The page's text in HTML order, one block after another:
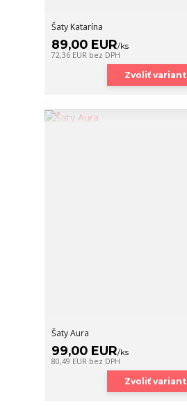
Šaty Katarína
89,00 EUR/ks
72,36 EUR bez DPH
Zvoliť variant
Šaty Aura
99,00 EUR/ks
80,49 EUR bez DPH
Zvoliť variant